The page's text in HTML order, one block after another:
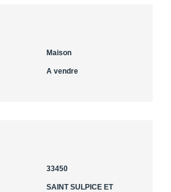
Maison
A vendre
33450
SAINT SULPICE ET